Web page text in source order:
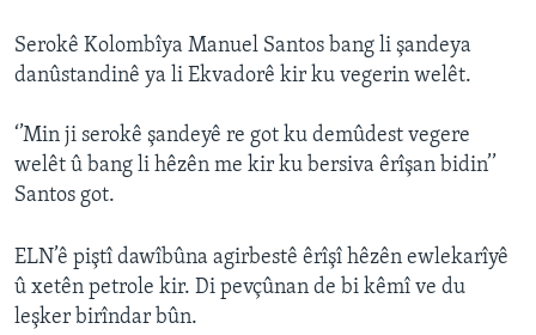
Zimanên Din
Serokê Kolombîya Manuel Santos bang li şandeya
danûstandinê ya li Ekvadorê kir ku vegerin welêt.
‘’Min ji serokê şandeyê re got ku demûdest vegere
welêt û bang li hêzên me kir ku bersiva êrîşan bidin’’
Santos got.
ELN’ê piştî dawîbûna agirbestê êrîşî hêzên ewlekarîyê
û xetên petrole kir. Di pevçûnan de bi kêmî ve du
leşker birîndar bûn.